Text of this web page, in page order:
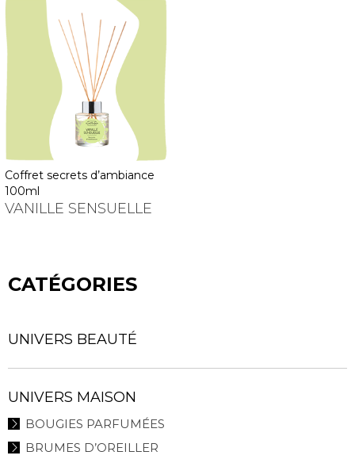
coffret secrets d’ambiance
100ml
VANILLE SENSUELLE
CATÉGORIES
UNIVERS BEAUTÉ
UNIVERS MAISON
BOUGIES PARFUMÉES
BRUMES D’OREILLER